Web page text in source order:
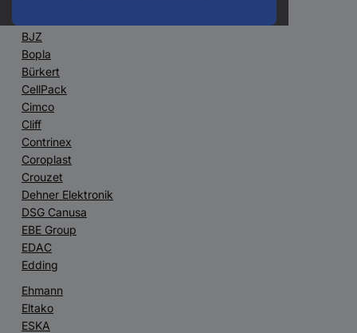
BJZ
Bopla
Bürkert
CellPack
Cimco
Cliff
Contrinex
Coroplast
Crouzet
Dehner Elektronik
DSG Canusa
EBE Group
EDAC
Edding
Ehmann
Eltako
ESKA